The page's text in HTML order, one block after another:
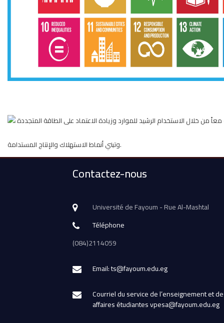
وتبني أنماط الاستهلاك والإنتاج المستدامة.
Contactez-nous
Université de Fayoum - Rue Al-Mashtal
Téléphone
(084)2114059
Email: ts@fayoum.edu.eg
Courriel du service de l’enseignement et
affaires étudiantes vpesa@fayoum.edu.eg